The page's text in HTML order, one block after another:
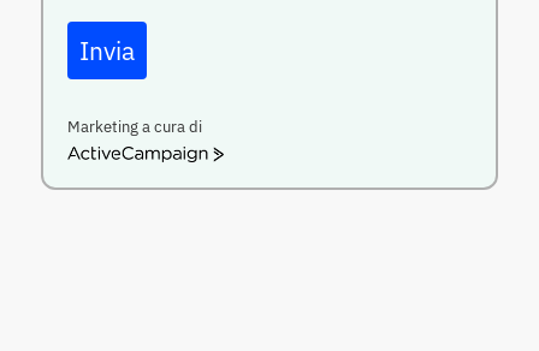
Invia
Marketing a cura di
ActiveCampaign